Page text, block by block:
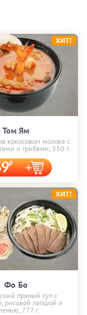
Том Ям
кокосовом молоке с
и грибами, 350 г.
ХИТ!
Фо Бо
пряный суп с
рисовой лапшой и
777 г.
ХИТ!